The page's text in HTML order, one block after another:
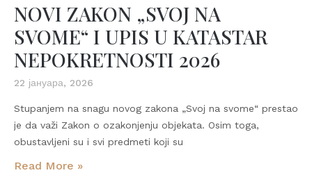
NOVI ZAKON „SVOJ NA
SVOME“ I UPIS U KATASTAR
NEPOKRETNOSTI 2026
22 јануара, 2026
Stupanjem na snagu novog zakona „Svoj na svome“ prestao
je da važi Zakon o ozakonjenju objekata. Osim toga,
obustavljeni su i svi predmeti koji su
Read More »